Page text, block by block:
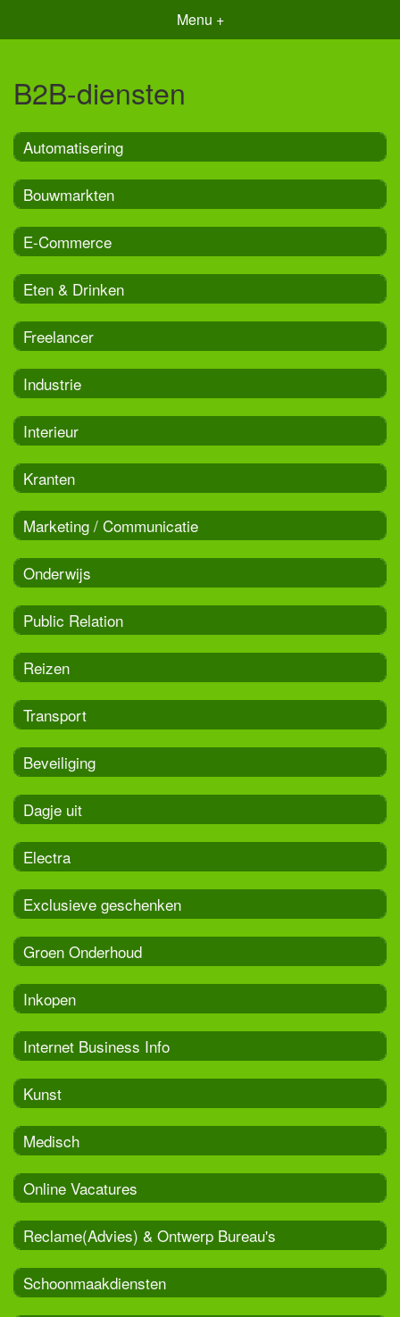
Menu +
B2B-diensten
Automatisering
Bouwmarkten
E-Commerce
Eten & Drinken
Freelancer
Industrie
Interieur
Kranten
Marketing / Communicatie
Onderwijs
Public Relation
Reizen
Transport
Beveiliging
Dagje uit
Electra
Exclusieve geschenken
Groen Onderhoud
Inkopen
Internet Business Info
Kunst
Medisch
Online Vacatures
Reclame(Advies) & Ontwerp Bureau's
Schoonmaakdiensten